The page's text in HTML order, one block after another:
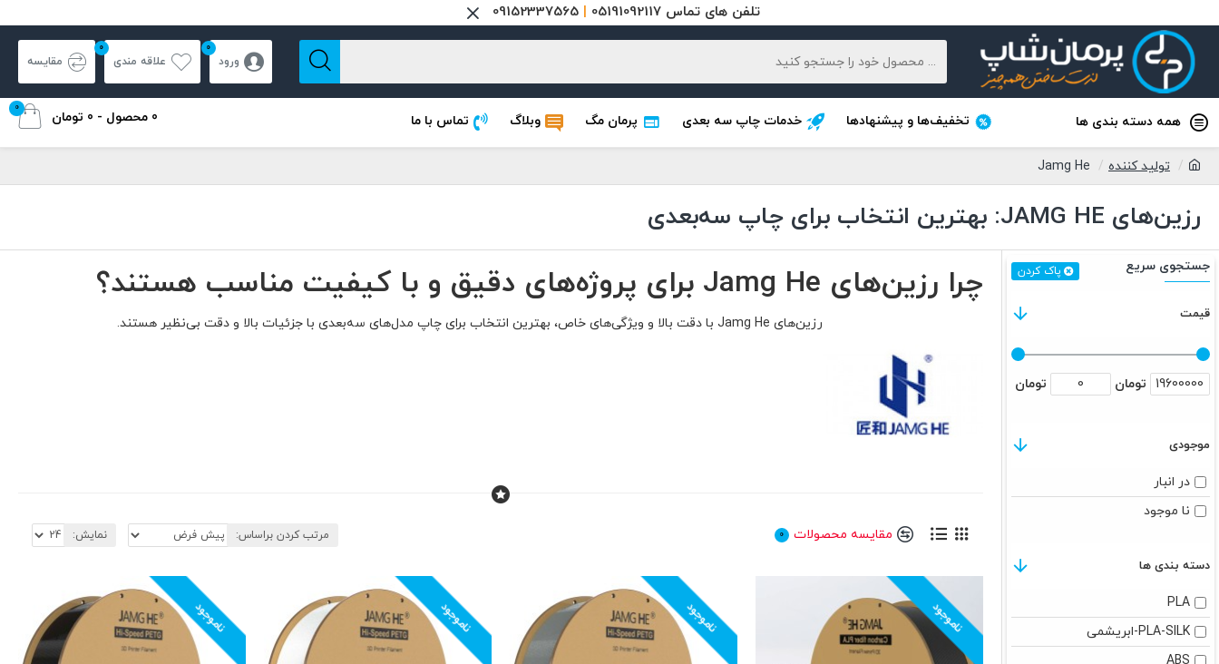
تلفن های تماس 05191092117 09152337565
ورود علاقه مندی
0
مقایسه
0
همه دسته بندی ها تخفیف‌ها و پیشنهادها خدمات چاپ سه بعدی پرمان مگ وبلاگ تماس با ما 0 محصول - 0 تومان
0
تولید کننده Jamg He
رزین‌های JAMG HE: بهترین انتخاب برای چاپ سه‌بعدی
جستجوی سریع پاک کردن
قیمت
تومان تومان
دسته بندی ها
PLA
PLA-SILK-ابریشمی
موجودی
در انبار
نا موجود
چرا رزین‌های Jamg He برای پروژه‌های دقیق و با کیفیت مناسب هستند؟
رزین‌های Jamg He با دقت بالا و ویژگی‌های خاص، بهترین انتخاب برای چاپ مدل‌های سه‌بعدی با جزئیات بالا و دقت بی‌نظیر هستند.
مقایسه محصولات 0 مرتب کردن براساس: نمایش:
ناموجود ناموجود ناموجود ناموجود